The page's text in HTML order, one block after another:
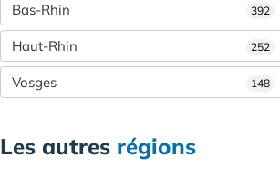
Bas-Rhin 392
Haut-Rhin 252
Vosges 148
Les autres régions